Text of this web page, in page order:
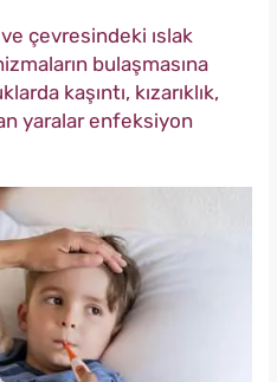
çevresindeki ıslak
bulaşmasına
kaşıntı, kızarıklık,
yaralar enfeksiyon